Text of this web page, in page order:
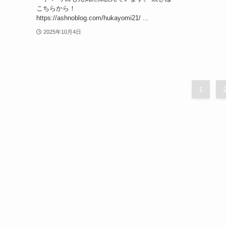
こちらから！
https://ashnoblog.com/hukayomi21/ ...
2025年10月4日
1 2